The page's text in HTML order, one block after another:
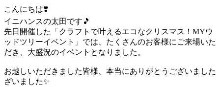
こんにちは❣️
イニハンスの太田です🎵
先日開催した「クラフトで叶えるエコなクリスマス！MYウ
ッドツリーイベント」では、たくさんのお客様にご来場いた
だき、大盛況のイベントとなりました。
お越しいただきました皆様、本当にありがとうございました
ざいました✨